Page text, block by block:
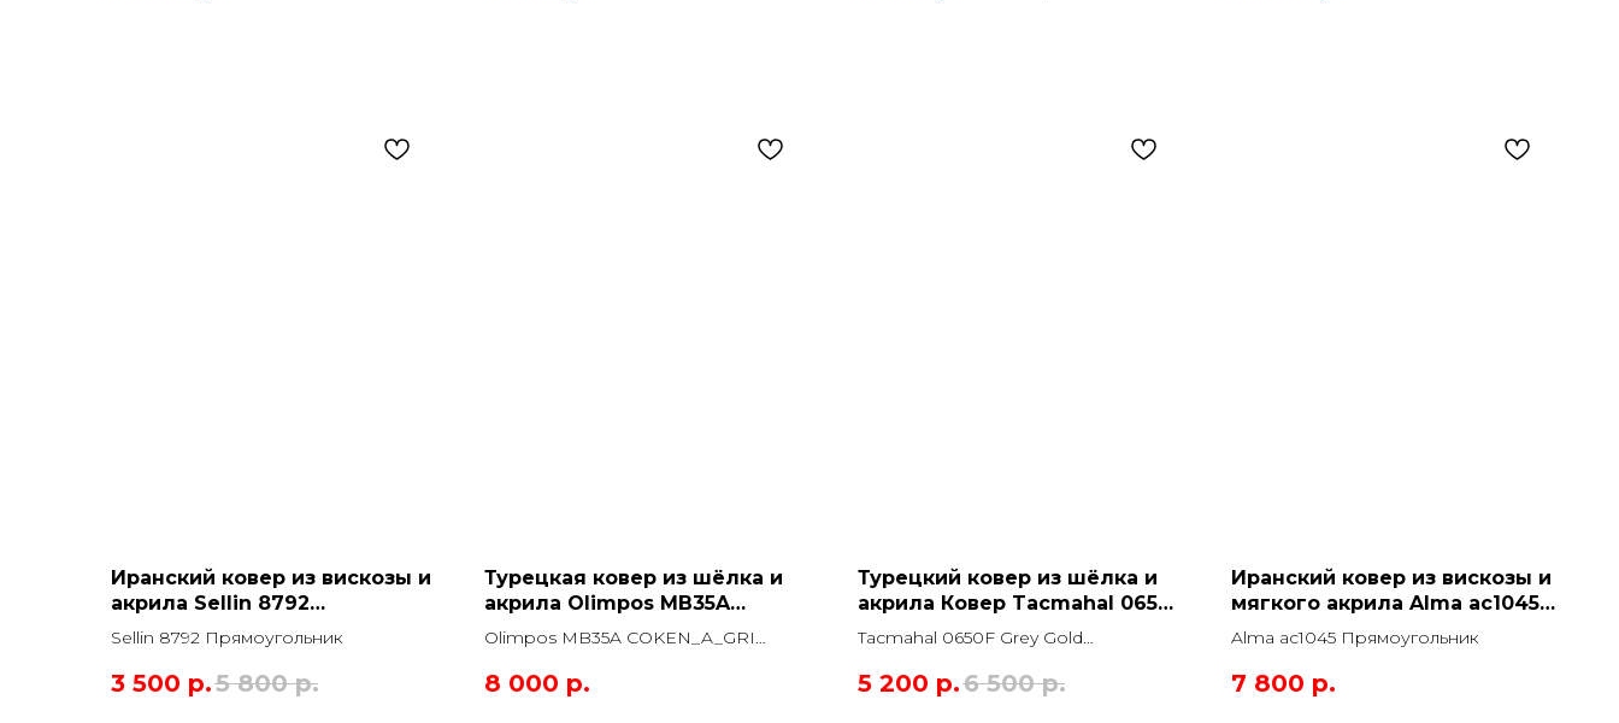
Иранский ковер из вискозы и
акрила Sellin 8792
Прямоугольник
Sellin 8792 Прямоугольник
3 500 р.5 800 р.
Турецкая ковер из шёлка и
акрила Olimpos MB35A
COKEN_A_GRI Прямоугольник
Olimpos MB35A COKEN_A_GRI
8 000 р.
Турецкий ковер из шёлка и
акрила Ковер Tacmahal 0650F
Grey Gold Прямоугольник
Tacmahal 0650F Grey Gold
5 200 р.6 500 р.
Иранский ковер из вискозы и
мягкого акрила Alma ac1045
Прямоугольник
Alma ac1045 Прямоугольник
7 800 р.